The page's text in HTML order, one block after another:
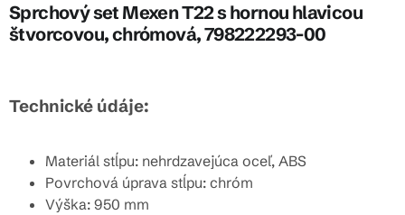
Sprchový set Mexen T22 s hornou hlavicou
štvorcovou, chrómová, 798222293-00
Technické údáje:
Materiál stĺpu: nehrdzavejúca oceľ, ABS
Povrchová úprava stĺpu: chróm
Výška: 950 mm